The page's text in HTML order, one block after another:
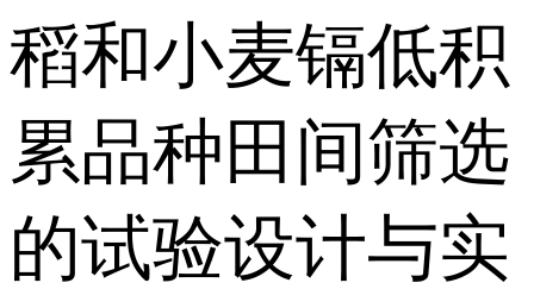
稻和小麦镉低积
累品种田间筛选
的试验设计与实